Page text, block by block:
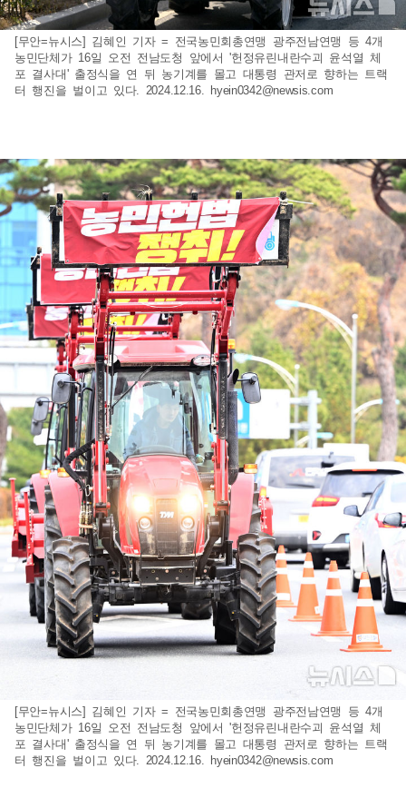
[무안=뉴시스] 김혜인 기자 = 전국농민회총연맹 광주전남연맹 등 4개
농민단체가 16일 오전 전남도청 앞에서 '헌정유린내란수괴 윤석열 체
포 결사대' 출정식을 연 뒤 농기계를 몰고 대통령 관저로 향하는 트랙
터 행진을 벌이고 있다. 2024.12.16. hyein0342@newsis.com
[무안=뉴시스] 김혜인 기자 = 전국농민회총연맹 광주전남연맹 등 4개
농민단체가 16일 오전 전남도청 앞에서 '헌정유린내란수괴 윤석열 체
포 결사대' 출정식을 연 뒤 농기계를 몰고 대통령 관저로 향하는 트랙
터 행진을 벌이고 있다. 2024.12.16. hyein0342@newsis.com